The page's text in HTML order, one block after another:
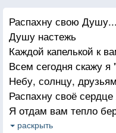
Слабая красивая и
Женщина в объятиях
Нежная немного
Женщина любить
Распахну свою
Душу настежь
Каждой капелькой к
Всем сегодня скажу я
Небу, солнцу,
Распахну своё
Я отдам вам тепло
Может, мы чуть
раскрыть